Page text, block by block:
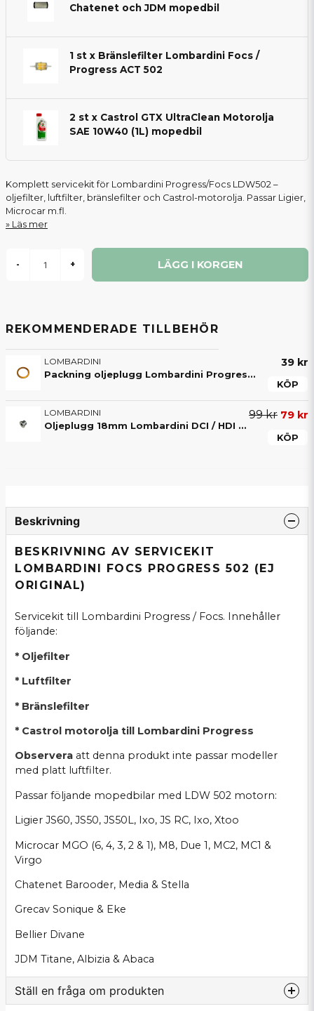
Chatenet och JDM mopedbil
1 st x Bränslefilter Lombardini Focs /
Progress ACT 502
2 st x Castrol GTX UltraClean Motorolja
SAE 10W40 (1L) mopedbil
Komplett servicekit för Lombardini Progress/Focs LDW502 –
oljefilter, luftfilter, bränslefilter och Castrol-motorolja. Passar Ligier,
Microcar m.fl.
Läs mer
- + LÄGG I KORGEN
REKOMMENDERADE TILLBEHÖR
LOMBARDINI
Packning oljeplugg Lombardini Progress ACT & DCI / HDI motorer
39 kr
KÖP
LOMBARDINI
Oljeplugg 18mm Lombardini DCI / HDI & Focs Progress ACT
99 kr 79 kr
KÖP
Beskrivning
BESKRIVNING AV SERVICEKIT
LOMBARDINI FOCS PROGRESS 502 (EJ
ORIGINAL)
Servicekit till Lombardini Progress / Focs. Innehåller
följande:
* Oljefilter
* Luftfilter
* Bränslefilter
* Castrol motorolja till Lombardini Progress
Observera att denna produkt inte passar modeller
med platt luftfilter.
Passar följande mopedbilar med LDW 502 motorn:
Ligier JS60, JS50, JS50L, Ixo, JS RC, Ixo, Xtoo
Microcar MGO (6, 4, 3, 2 & 1), M8, Due 1, MC2, MC1 &
Virgo
Chatenet Barooder, Media & Stella
Grecav Sonique & Eke
Bellier Divane
JDM Titane, Albizia & Abaca
Ställ en fråga om produkten